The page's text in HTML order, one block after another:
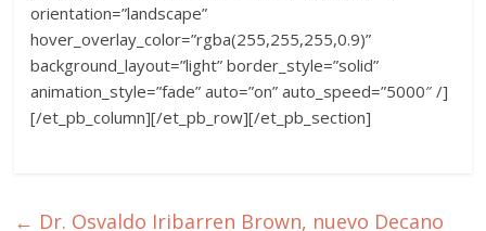
orientation=”landscape”
hover_overlay_color=”rgba(255,255,255,0.9)”
background_layout=”light” border_style=”solid”
animation_style=”fade” auto=”on” auto_speed=”5000″ /]
[/et_pb_column][/et_pb_row][/et_pb_section]
← Dr. Osvaldo Iribarren Brown, nuevo Decano